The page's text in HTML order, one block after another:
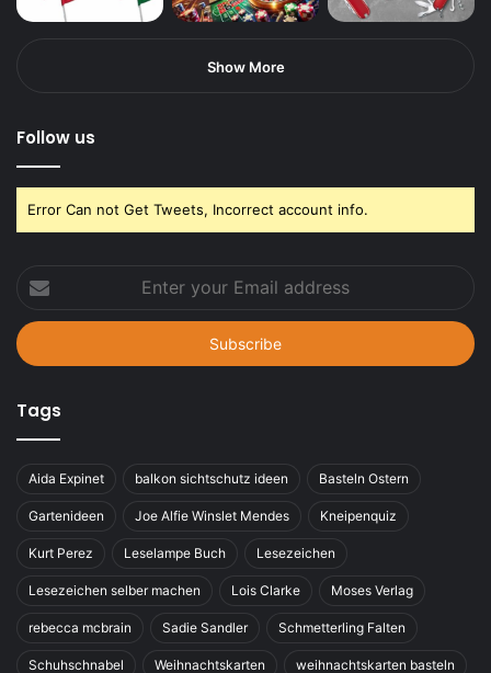
Show More
Follow us
Error Can not Get Tweets, Incorrect account info.
your
Email
address
Tags
Aida Expinet balkon sichtschutz ideen Basteln Ostern
Gartenideen Joe Alfie Winslet Mendes Kneipenquiz
Kurt Perez Leselampe Buch Lesezeichen
Lesezeichen selber machen Lois Clarke Moses Verlag
rebecca mcbrain Sadie Sandler Schmetterling Falten
Schuhschnabel Weihnachtskarten weihnachtskarten basteln